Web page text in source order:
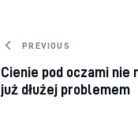
Nawigacja
PREVIOUS
Cienie pod oczami nie
już dłużej problemem